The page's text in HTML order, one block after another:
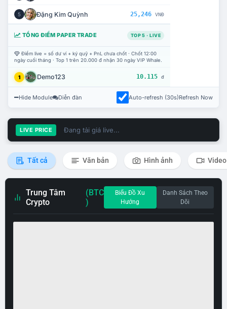
5 Đặng Kim Quỳnh 25,246 VNĐ
TỔNG ĐIỂM PAPER TRADE TOP 5 · LIVE
Điểm live = số dư ví + ký quỹ + PnL chưa chốt · Chốt 12:00
ngày cuối tháng · Top 1 trên 20.000 đ nhận 30 ngày VIP Whale.
1 Demo123 10.115 đ
Hide Module Diễn đàn Auto-refresh (30s)Refresh Now
LIVE PRICE Đang tải giá live...
Tất cả Văn bản Hình ảnh Video
Trung Tâm
Crypto
(BTC
)
Biểu Đồ Xu
Hướng
Danh Sách Theo
Dõi